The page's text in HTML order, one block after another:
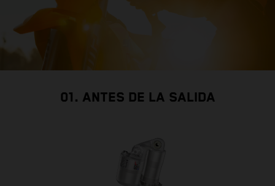
01. ANTES DE LA SALIDA